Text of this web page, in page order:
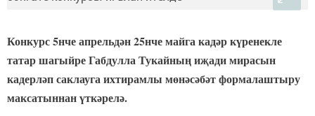
Конкурс 5нче апрельдән 25нче майга кадәр күренекле
татар шагыйре Габдулла Тукайның иҗади мирасын
кадерләп саклауга ихтирамлы мөнәсәбәт формалаштыру
максатыннан үткәрелә.